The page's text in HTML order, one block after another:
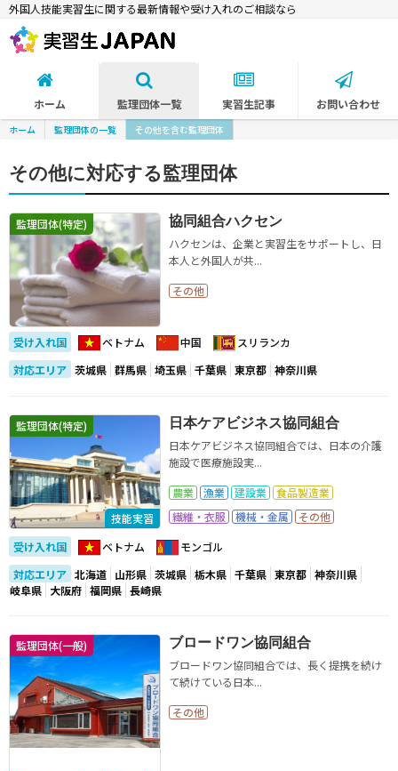
外国人技能実習生に関する最新情報や受け入れのご相談なら
ホーム 監理団体一覧 実習生記事 お問い合わせ
ホーム 監理団体の一覧 その他を含む監理団体
その他に対応する監理団体
監理団体(特定)
協同組合ハクセン
ハクセンは、企業と実習生をサポートし、日
本人と外国人が共...
その他
受け入れ国 ベトナム 中国
スリランカ
対応エリア 茨城県 群馬県 埼玉県 千葉県 東京都 神奈川県
監理団体(特定)
技能実習
日本ケアビジネス協同組合
日本ケアビジネス協同組合では、日本の介護
施設で医療施設実...
農業
漁業 建設業
食品製造業
繊維・衣服
機械・金属
その他
受け入れ国
ベトナム
モンゴル
対応エリア 北海道 山形県 茨城県 栃木県 千葉県 東京都 神奈川県
岐阜県 大阪府 福岡県 長崎県
監理団体(一般)
ブロードワン協同組合
ブロードワン協同組合では、長く提携を続け
て続けている日本...
その他